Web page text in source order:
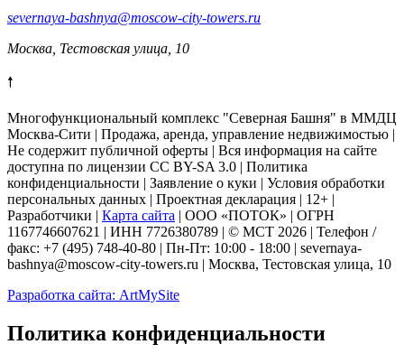
severnaya-bashnya@moscow-city-towers.ru
Москва, Тестовская улица, 10
🠕
Многофункциональный комплекс "Северная Башня" в ММДЦ
Москва-Сити | Продажа, аренда, управление недвижимостью |
Не содержит публичной оферты | Вся информация на сайте
доступна по лицензии CC BY-SA 3.0 | Политика
конфиденциальности | Заявление о куки | Условия обработки
персональных данных | Проектная декларация | 12+ |
Разработчики | Карта сайта | ООО «ПОТОК» | ОГРН
1167746607621 | ИНН 7726380789 | © МСТ 2026 | Телефон /
факс: +7 (495) 748-40-80 | Пн-Пт: 10:00 - 18:00 | severnaya-
bashnya@moscow-city-towers.ru | Москва, Тестовская улица, 10
Разработка сайта: ArtMySite
Политика конфиденциальности